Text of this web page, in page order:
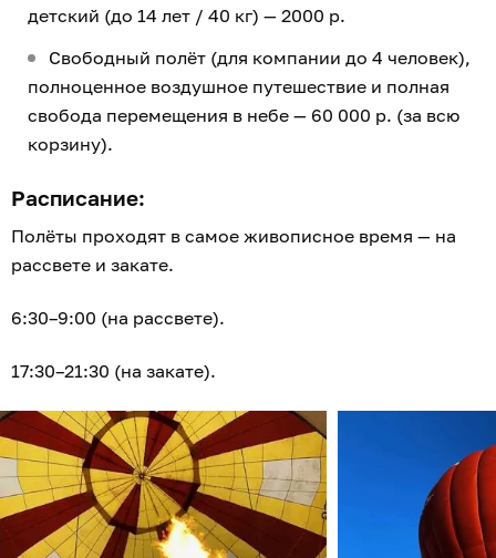
детский (до 14 лет / 40 кг) — 2000 р.
Свободный полёт (для компании до 4 человек),
полноценное воздушное путешествие и полная
свобода перемещения в небе — 60 000 р. (за всю
корзину).
Расписание:
Полёты проходят в самое живописное время — на
рассвете и закате.
6:30–9:00 (на рассвете).
17:30–21:30 (на закате).